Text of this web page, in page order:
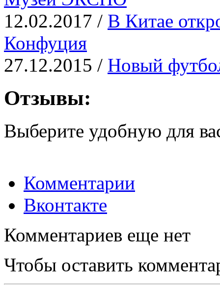
12.02.2017 / В Китае
Конфуция
27.12.2015 / Новый
Отзывы:
Выберите удобную для
Комментарии
Вконтакте
Комментариев еще нет
Чтобы оставить